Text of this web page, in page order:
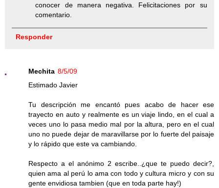
conocer de manera negativa. Felicitaciones por su
comentario.
Responder
Mechita 8/5/09
Estimado Javier
Tu descripción me encantó pues acabo de hacer ese
trayecto en auto y realmente es un viaje lindo, en el cual a
veces uno lo pasa medio mal por la altura, pero en el cual
uno no puede dejar de maravillarse por lo fuerte del paisaje
y lo rápido que este va cambiando.
Respecto a el anónimo 2 escribe..¿que te puedo decir?,
quien ama al perú lo ama con todo y cultura micro y con su
gente envidiosa tambien (que en toda parte hay!)